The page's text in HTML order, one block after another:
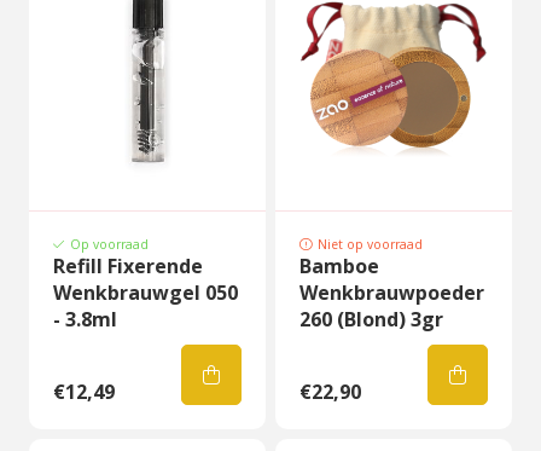
Op voorraad
Refill Fixerende
Wenkbrauwgel 050
- 3.8ml
€12,49
Niet op voorraad
Bamboe
Wenkbrauwpoeder
260 (Blond) 3gr
€22,90